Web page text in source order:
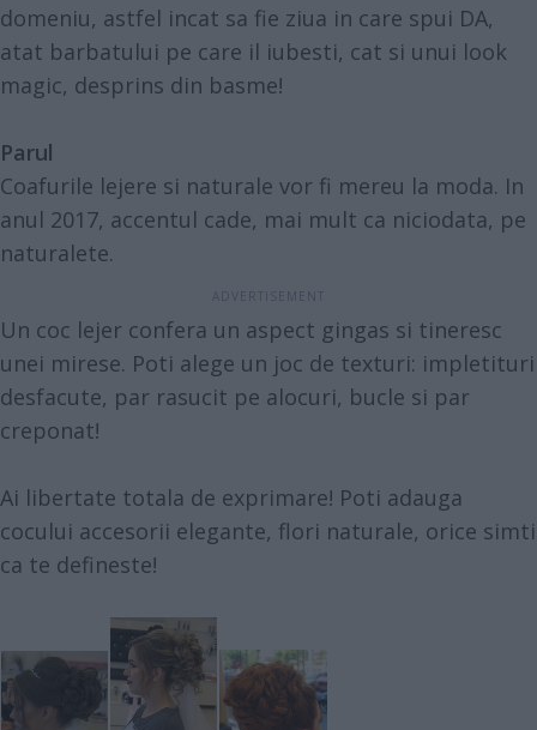
domeniu, astfel incat sa fie ziua in care spui DA,
atat barbatului pe care il iubesti, cat si unui look
magic, desprins din basme!
Parul
Coafurile lejere si naturale vor fi mereu la moda. In
anul 2017, accentul cade, mai mult ca niciodata, pe
naturalete.
Un coc lejer confera un aspect gingas si tineresc
unei mirese. Poti alege un joc de texturi: impletituri
desfacute, par rasucit pe alocuri, bucle si par
creponat!
Ai libertate totala de exprimare! Poti adauga
cocului accesorii elegante, flori naturale, orice simti
ca te defineste!